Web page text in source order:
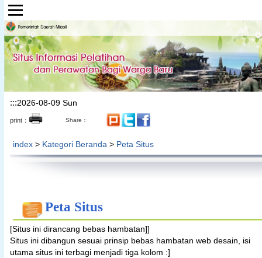
Lompat ke bagian konten utama
:::2026-08-09 Sun
print： Share：
index> Kategori Beranda > Peta Situs
Peta Situs
[Situs ini dirancang bebas hambatan]]
Situs ini dibangun sesuai prinsip bebas hambatan web desain, isi
utama situs ini terbagi menjadi tiga kolom :]